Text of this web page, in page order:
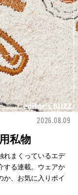
2026.08.09
私物
れまくっているエデ
する連載。ウェアか
か、お気に入りポイ